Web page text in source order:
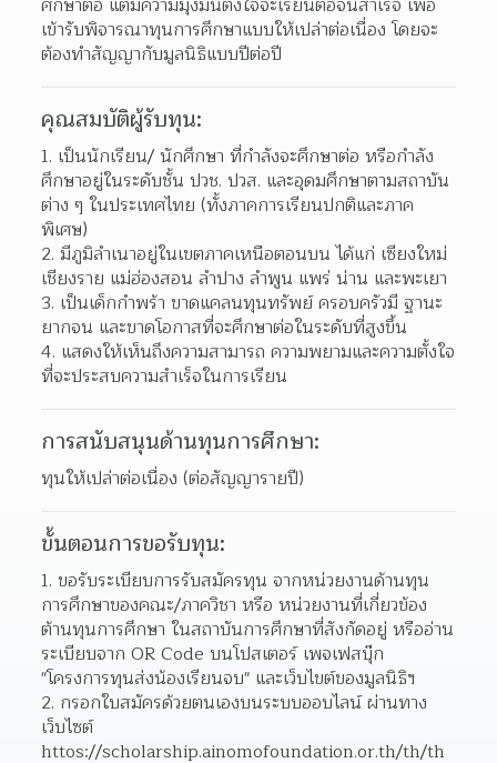
เข้ารับพิจารณาทุนการศึกษาแบบให้เปล่าต่อเนื่อง โดยจะ
ต้องทำสัญญากับมูลนิธิแบบปีต่อปี
คุณสมบัติผู้รับทุน:
เป็นนักเรียน/ นักศึกษา ที่กำลังจะศึกษาต่อ หรือกำลัง
ศึกษาอยู่ในระดับชั้น ปวช. ปวส. และอุดมศึกษาตามสถาบัน
ต่าง ๆ ในประเทศไทย (ทั้งภาคการเรียนปกติและภาค
พิเศษ)
มีภูมิลำเนาอยู่ในเขตภาคเหนือตอนบน ได้แก่ เซียงใหม่
เชียงราย แม่ฮ่องสอน ลำปาง ลำพูน แพร่ น่าน และพะเยา
เป็นเด็กกำพร้า ขาดแคลนทุนทรัพย์ ครอบครัวมี ฐานะ
ยากจน และขาดโอกาสที่จะศึกษาต่อในระดับที่สูงขึ้น
แสดงให้เห็นถึงความสามารถ ความพยามและความตั้งใจ
ที่จะประสบความสำเร็จในการเรียน
การสนับสนุนด้านทุนการศึกษา:
ทุนให้เปล่าต่อเนื่อง (ต่อสัญญารายปี)
ขั้นตอนการขอรับทุน:
ขอรับระเบียบการรับสมัครทุน จากหน่วยงานด้านทุน
การศึกษาของคณะ/ภาควิชา หรือ หน่วยงานที่เกี่ยวข้อง
ต้านทุนการศึกษา ในสถาบันการศึกษาที่สังกัดอยู่ หรืออ่าน
ระเบียบจาก OR Code บนโปสเตอร์ เพจเฟสบุ๊ก
"โครงการทุนส่งน้องเรียนจบ" และเว็บไขต์ของมูลนิธิฯ
กรอกใบสมัครด้วยตนเองบนระบบออบไลน์ ผ่านทาง
เว็บไซต์
httos://scholarship.ainomofoundation.or.th/th/th